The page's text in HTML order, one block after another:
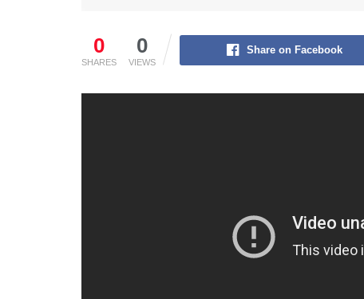
0
SHARES
0
VIEWS
Share on Facebook